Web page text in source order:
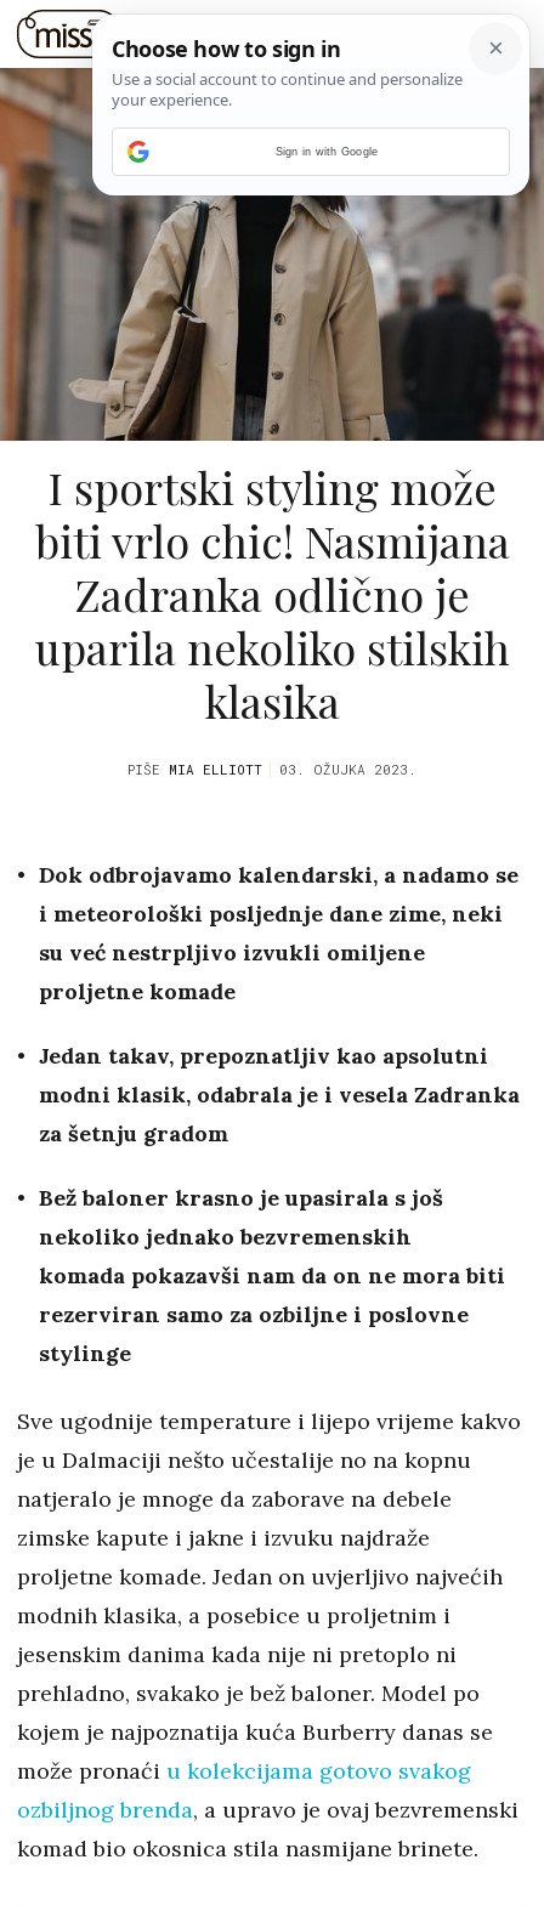
I sportski styling može
biti vrlo chic! Nasmijana
Zadranka odlično je
uparila nekoliko stilskih
klasika
PIŠE MIA ELLIOTT 03. OŽUJKA 2023.
Dok odbrojavamo kalendarski, a nadamo se
i meteorološki posljednje dane zime, neki
su već nestrpljivo izvukli omiljene
proljetne komade
Jedan takav, prepoznatljiv kao apsolutni
modni klasik, odabrala je i vesela Zadranka
za šetnju gradom
Bež baloner krasno je upasirala s još
nekoliko jednako bezvremenskih
komada pokazavši nam da on ne mora biti
rezerviran samo za ozbiljne i poslovne
stylinge
Sve ugodnije temperature i lijepo vrijeme kakvo
je u Dalmaciji nešto učestalije no na kopnu
natjeralo je mnoge da zaborave na debele
zimske kapute i jakne i izvuku najdraže
proljetne komade. Jedan on uvjerljivo najvećih
modnih klasika, a posebice u proljetnim i
jesenskim danima kada nije ni pretoplo ni
prehladno, svakako je bež baloner. Model po
kojem je najpoznatija kuća Burberry danas se
može pronaći u kolekcijama gotovo svakog
ozbiljnog brenda, a upravo je ovaj bezvremenski
komad bio okosnica stila nasmijane brinete.
Sign in with Google